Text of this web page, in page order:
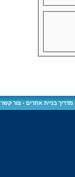
מדריך בניית אתרים - צור קשר